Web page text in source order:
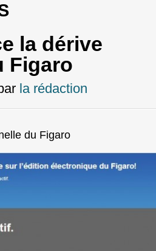
la dérive
Figaro
la rédaction
du Figaro